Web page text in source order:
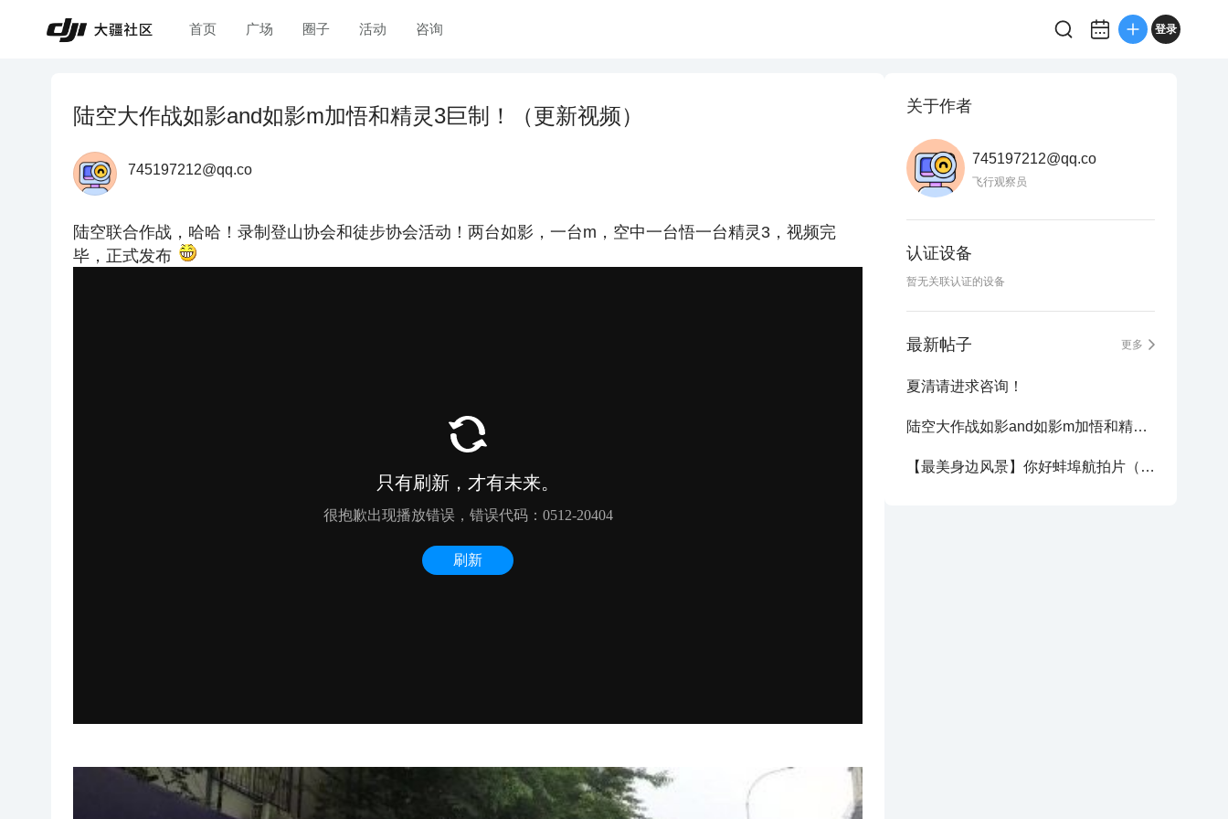
首页 广场 圈子 活动 咨询 登录
陆空大作战如影and如影m加悟和精灵3巨制！（更新视频）
745197212@qq.co
陆空联合作战，哈哈！录制登山协会和徒步协会活动！两台如影，一台m，空中一台悟一台精灵3，视频完
毕，正式发布
关于作者
745197212@qq.co
飞行观察员
认证设备
暂无关联认证的设备
最新帖子 更多
夏清请进求咨询！
陆空大作战如影and如影m加悟和精灵3巨制！（更新视频）
【最美身边风景】你好蚌埠航拍片（悟）